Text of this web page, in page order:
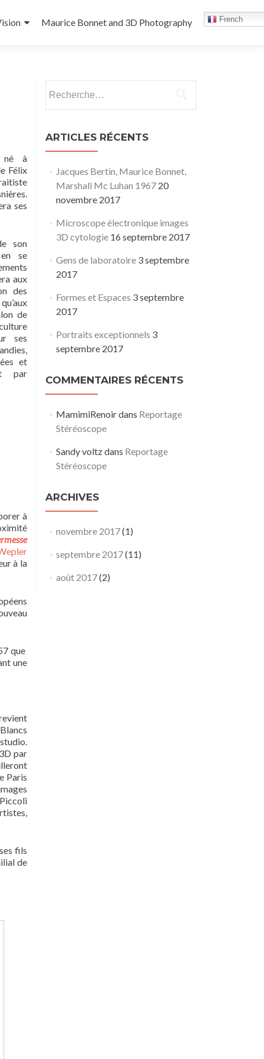
Maurice Bonnet and 3D Photography French
né à
Félix
ses
son
se
aux
des
de
ses
et
par
à
à la
que
une
par
Paris
fils
de
ARTICLES RÉCENTS
Jacques Bertin, Maurice Bonnet,
Marshall Mc Luhan 1967 20
novembre 2017
Microscope électronique images
3D cytologie 16 septembre 2017
Gens de laboratoire 3 septembre
2017
Formes et Espaces 3 septembre
2017
Portraits exceptionnels 3
septembre 2017
COMMENTAIRES RÉCENTS
MamimiRenoirdans Reportage
Stéréoscope
Sandy voltzdans Reportage
Stéréoscope
ARCHIVES
novembre 2017(1)
septembre 2017(11)
août 2017(2)